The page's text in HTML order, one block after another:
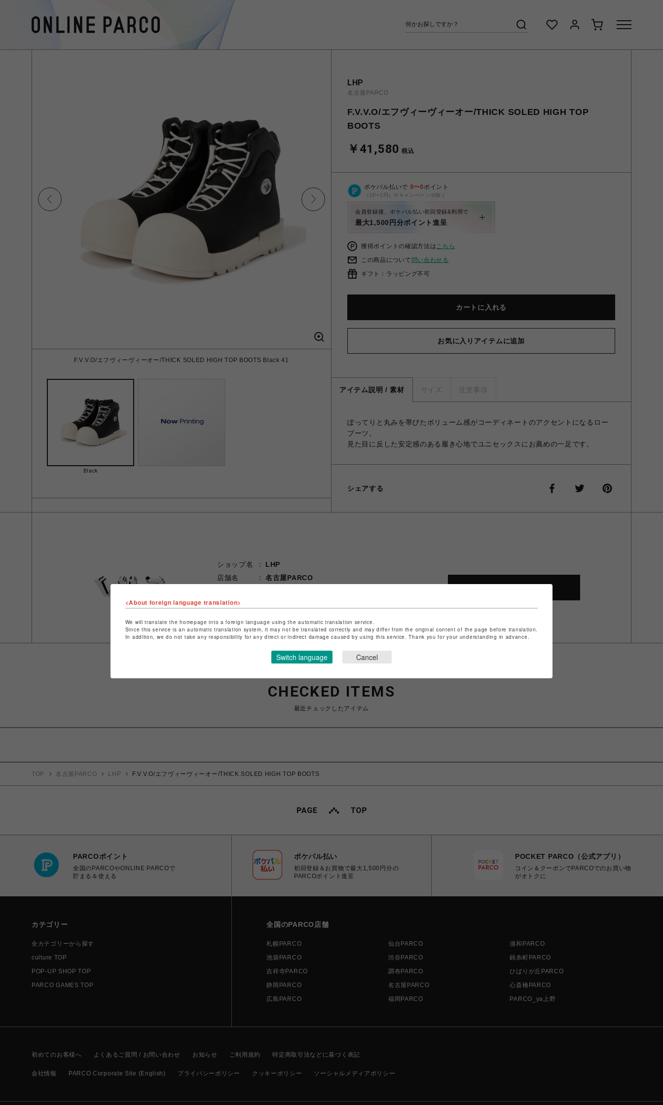
F.V.V.O/エフヴィーヴィーオー/THICK SOLED HIGH TOP BOOTS Black 41
Black
LHP
名古屋PARCO
F.V.V.O/エフヴィーヴィーオー/THICK SOLED HIGH TOP
BOOTS
￥41,580 税込
ポケパル払いで 0〜0ポイント
（1P=1円）※キャンペーン分除く
会員登録後、ポケパル払い初回登録&利用で
最大1,500円分ポイント進呈
獲得ポイントの確認方法はこちら
この商品について 問い合わせる
ギフト：ラッピング不可
カートに入れる
お気に入りアイテムに追加
アイテム説明 / 素材 サイズ 注意事項
ぽってりと丸みを帯びたボリューム感がコーディネートのアクセントになるロー
ブーツ。
見た目に反した安定感のある履き心地でユニセックスにお薦めの一足です。
シェアする
ショップ名
LHP
店舗名
名古屋PARCO
ショップお問い合わせはこちら
CHECKED ITEMS
最近チェックしたアイテム
TOP 名古屋PARCO LHP F.V.V.O/エフヴィーヴィーオー/THICK SOLED HIGH TOP BOOTS
PARCOポイント
全国のPARCOやONLINE PARCOで
貯まる＆使える
ポケパル払い
初回登録＆お買物で最大1,500円分の
PARCOポイント進呈
POCKET PARCO（公式アプリ）
コイン＆クーポンでPARCOでのお買い物
がオトクに
カテゴリー
全カテゴリーから探す
culture TOP
POP-UP SHOP TOP
PARCO GAMES TOP
全国のPARCO店舗
札幌PARCO 仙台PARCO
浦和PARCO
池袋PARCO
渋谷PARCO
錦糸町PARCO
吉祥寺PARCO
調布PARCO
ひばりが丘PARCO
静岡PARCO
名古屋PARCO
心斎橋PARCO
広島PARCO
福岡PARCO PARCO_ya上野
初めてのお客様へ よくあるご質問 / お問い合わせ お知らせ ご利用規約 特定商取引法などに基づく表記
会社情報 PARCO Corporate Site (English) プライバシーポリシー クッキーポリシー ソーシャルメディアポリシー
<About foreign language translation>
We will translate the homepage into a foreign language using the automatic translation service.
Since this service is an automatic translation system, it may not be translated correctly and may differ from the original content of the page before translation.
In addition, we do not take any responsibility for any direct or indirect damage caused by using this service. Thank you for your understanding in advance.
Switch language Cancel